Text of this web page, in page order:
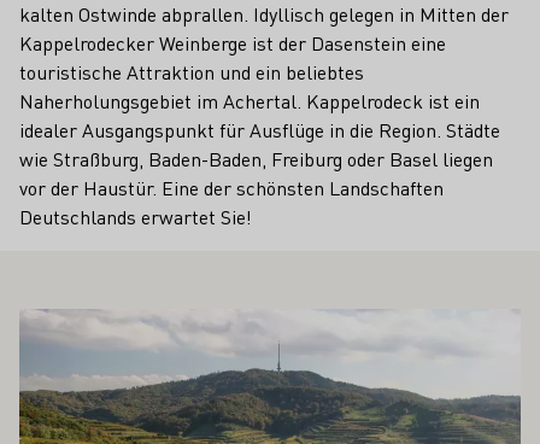
kalten Ostwinde abprallen. Idyllisch gelegen in Mitten der
Kappelrodecker Weinberge ist der Dasenstein eine
touristische Attraktion und ein beliebtes
Naherholungsgebiet im Achertal. Kappelrodeck ist ein
idealer Ausgangspunkt für Ausflüge in die Region. Städte
wie Straßburg, Baden-Baden, Freiburg oder Basel liegen
vor der Haustür. Eine der schönsten Landschaften
Deutschlands erwartet Sie!
INTERESSIEREN
Mehr erfahren